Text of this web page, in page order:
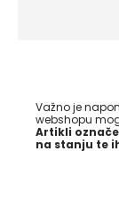
Važno je
webshopu
Artikli
na stanju te